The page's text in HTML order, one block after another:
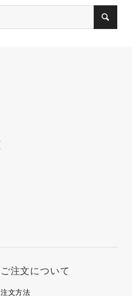
ご注文について
注文方法